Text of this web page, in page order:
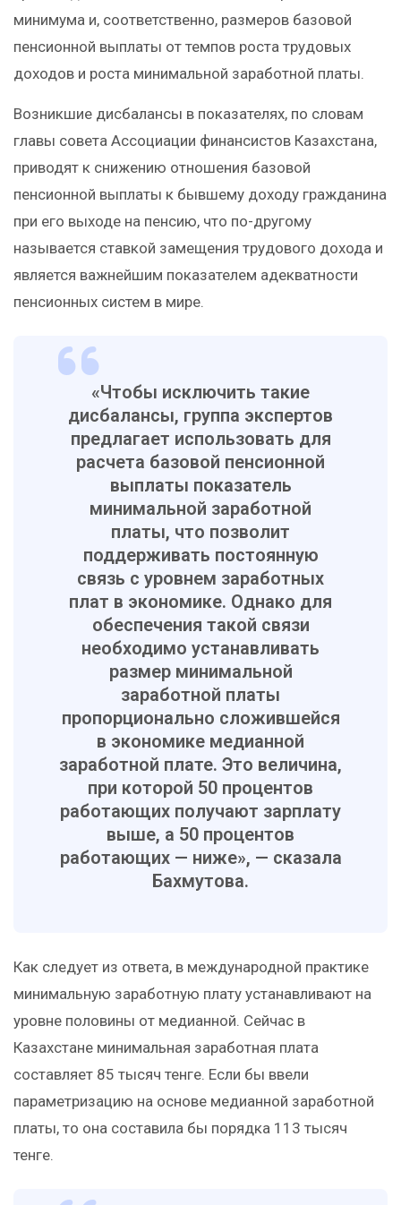
минимума и, соответственно, размеров базовой
пенсионной выплаты от темпов роста трудовых
доходов и роста минимальной заработной платы.
Возникшие дисбалансы в показателях, по словам
главы совета Ассоциации финансистов Казахстана,
приводят к снижению отношения базовой
пенсионной выплаты к бывшему доходу гражданина
при его выходе на пенсию, что по-другому
называется ставкой замещения трудового дохода и
является важнейшим показателем адекватности
пенсионных систем в мире.
«Чтобы исключить такие
дисбалансы, группа экспертов
предлагает использовать для
расчета базовой пенсионной
выплаты показатель
минимальной заработной
платы, что позволит
поддерживать постоянную
связь с уровнем заработных
плат в экономике. Однако для
обеспечения такой связи
необходимо устанавливать
размер минимальной
заработной платы
пропорционально сложившейся
в экономике медианной
заработной плате. Это величина,
при которой 50 процентов
работающих получают зарплату
выше, а 50 процентов
работающих — ниже», — сказала
Бахмутова.
Как следует из ответа, в международной практике
минимальную заработную плату устанавливают на
уровне половины от медианной. Сейчас в
Казахстане минимальная заработная плата
составляет 85 тысяч тенге. Если бы ввели
параметризацию на основе медианной заработной
платы, то она составила бы порядка 113 тысяч
тенге.